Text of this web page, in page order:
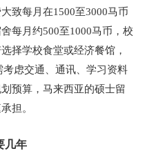
致每月在1500至3000马币
每月约500至1000马币，校
择学校食堂或经济餐馆，
虑交通、通讯、学习资料
预算，马来西亚的硕士留
担。
几年